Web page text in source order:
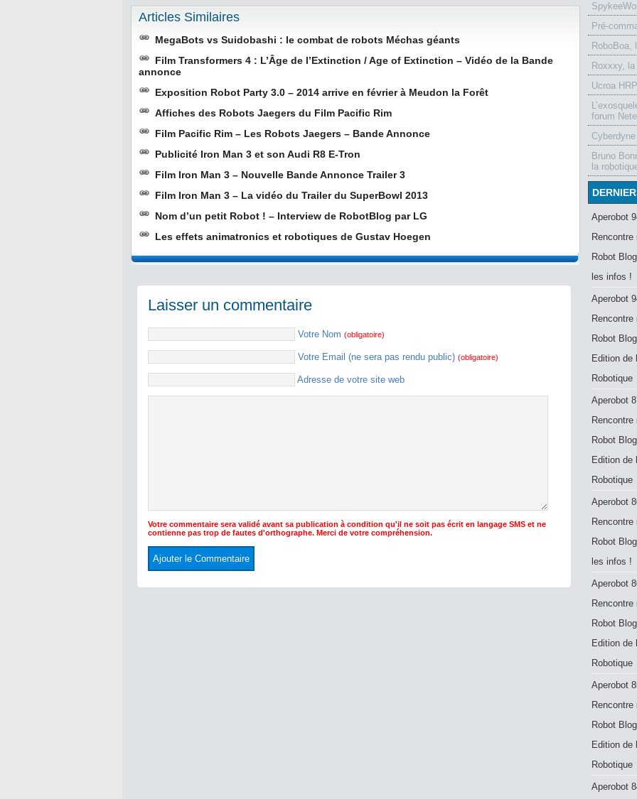
Articles Similaires
MegaBots vs Suidobashi : le combat de robots Méchas géants
Film Transformers 4 : L’Âge de l’Extinction / Age of Extinction – Vidéo de la Bande
annonce
Exposition Robot Party 3.0 – 2014 arrive en février à Meudon la Forêt
Affiches des Robots Jaegers du Film Pacific Rim
Film Pacific Rim – Les Robots Jaegers – Bande Annonce
Publicité Iron Man 3 et son Audi R8 E-Tron
Film Iron Man 3 – Nouvelle Bande Annonce Trailer 3
Film Iron Man 3 – La vidéo du Trailer du SuperBowl 2013
Nom d’un petit Robot ! – Interview de RobotBlog par LG
Les effets animatronics et robotiques de Gustav Hoegen
Laisser un commentaire
Votre Nom (obligatoire)
Votre Email (ne sera pas rendu public) (obligatoire)
Adresse de votre site web
Votre commentaire sera validé avant sa publication à condition qu'il ne soit pas écrit en langage SMS et ne
contienne pas trop de fautes d'orthographe. Merci de votre compréhension.
Pré-
RoboBoa,
Roxxxy,
Ucroa
forum
Bruno
la
Aperobot
Rencontre
Robot Blog
les infos !
Aperobot
Rencontre
Robot Blog
Edition de
Robotique
Aperobot
Rencontre
Robot Blog
Edition de
Robotique
Aperobot
Rencontre
Robot Blog
les infos !
Aperobot
Rencontre
Robot Blog
Edition de
Robotique
Aperobot
Rencontre
Robot Blog
Edition de
Robotique
Aperobot